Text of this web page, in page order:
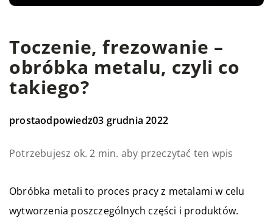
Toczenie, frezowanie –
obróbka metalu, czyli co
takiego?
prostaodpowiedz03 grudnia 2022
Potrzebujesz ok. 2 min. aby przeczytać ten wpis
Obróbka metali to proces pracy z metalami w celu
wytworzenia poszczególnych części i produktów.